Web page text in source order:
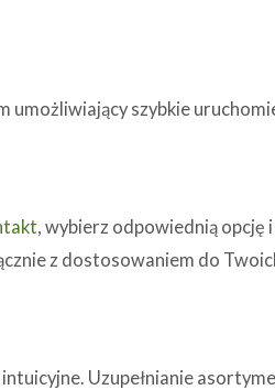
umożliwiający szybkie
, wybierz odpowiednią opcję
z dostosowaniem do
Uzupełnianie